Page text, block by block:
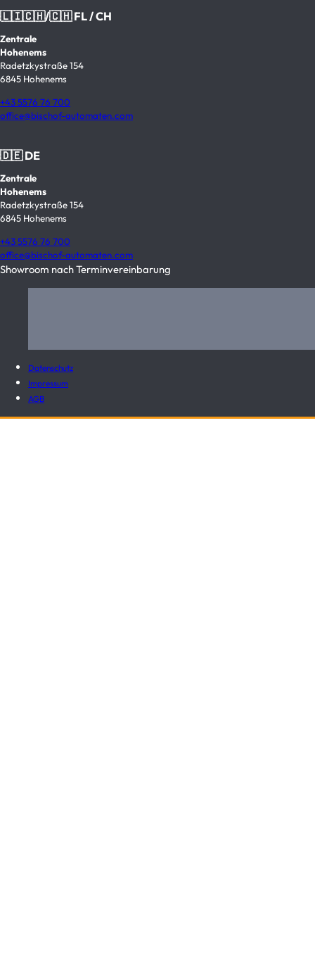
🇱🇮🇨🇭/🇨🇭 FL / CH
Zentrale
Hohenems
Radetzkystraße 154
6845 Hohenems
+43 5576 76 700
office@bischof-automaten.com
🇩🇪 DE
Zentrale
Hohenems
Radetzkystraße 154
6845 Hohenems
+43 5576 76 700
office@bischof-automaten.com
Showroom nach Terminvereinbarung
Datenschutz
Impressum
AGB